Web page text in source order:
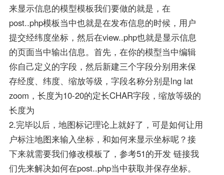
来显示信息的模型模板我们要做的就是，在
post..php模板当中也就是在发布信息的时候，用户
提交经纬度坐标，然后在view..php也就是显示信息
的页面当中输出信息。首先，在你的模型当中编辑
你自己定义的字段，然后新建三个字段分别用来保
存经度、纬度、缩放等级，字段名称分别是lng lat
zoom，长度为10-20的定长CHAR字段，缩放等级的
长度为
2.完毕以后，地图标记理论上就好了，可是如何让用
户标注地图来输入坐标，和如何来显示坐标呢？接
下来就需要我们修改模板了，参考51的开发 链接我
们先来解决如何在post..php当中获取并保存坐标。